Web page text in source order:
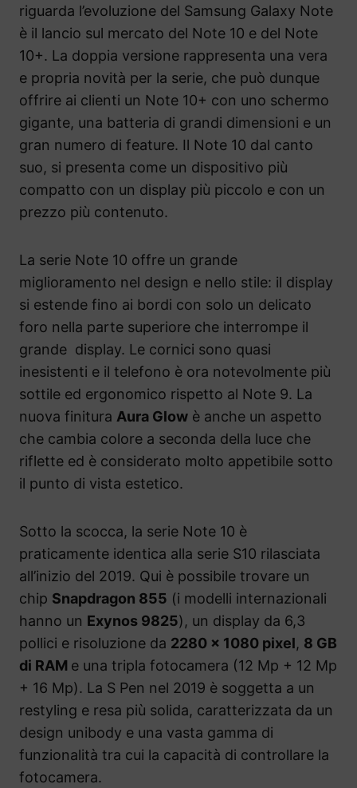
riguarda l’evoluzione del Samsung Galaxy Note
è il lancio sul mercato del Note 10 e del Note
10+. La doppia versione rappresenta una vera
e propria novità per la serie, che può dunque
offrire ai clienti un Note 10+ con uno schermo
gigante, una batteria di grandi dimensioni e un
gran numero di feature. Il Note 10 dal canto
suo, si presenta come un dispositivo più
compatto con un display più piccolo e con un
prezzo più contenuto.
La serie Note 10 offre un grande
miglioramento nel design e nello stile: il display
si estende fino ai bordi con solo un delicato
foro nella parte superiore che interrompe il
grande display. Le cornici sono quasi
inesistenti e il telefono è ora notevolmente più
sottile ed ergonomico rispetto al Note 9. La
nuova finitura Aura Glow è anche un aspetto
che cambia colore a seconda della luce che
riflette ed è considerato molto appetibile sotto
il punto di vista estetico.
Sotto la scocca, la serie Note 10 è
praticamente identica alla serie S10 rilasciata
all’inizio del 2019. Qui è possibile trovare un
chip Snapdragon 855 (i modelli internazionali
hanno un Exynos 9825), un display da 6,3
pollici e risoluzione da 2280 x 1080 pixel, 8 GB
di RAM e una tripla fotocamera (12 Mp + 12 Mp
+ 16 Mp). La S Pen nel 2019 è soggetta a un
restyling e resa più solida, caratterizzata da un
design unibody e una vasta gamma di
funzionalità tra cui la capacità di controllare la
fotocamera.